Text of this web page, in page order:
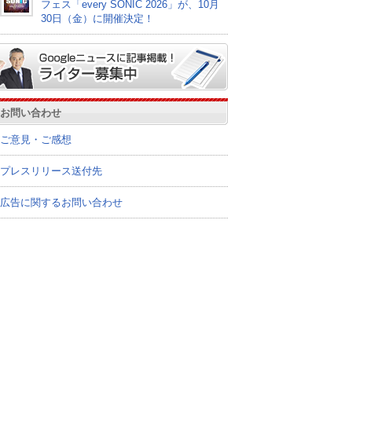
フェス「every SONIC 2026」が、10月
30日（金）に開催決定！
お問い合わせ
ご意見・ご感想
プレスリリース送付先
広告に関するお問い合わせ